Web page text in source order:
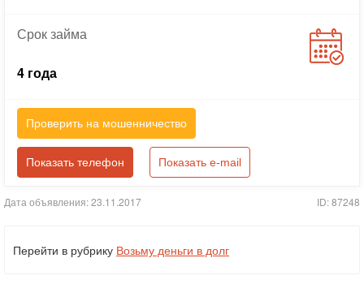
Срокзайма
4 года
Проверить на мошенничество
Показать телефон Показать e-mail
Дата объявления: 23.11.2017 ID: 87248
Перейти в рубрику Возьму деньги в долг